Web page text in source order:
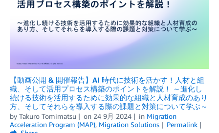
【動画公開 & 開催報告】AI 時代に技術を活かす！人材と組
織、そして活用プロセス構築のポイントを解説！ ～進化し
続ける技術を活用するために効果的な組織と人材育成のあり
方、そしてそれらを導入する際の課題と対策について学ぶ～
by Takuro Tomimatsu on 24 9月 2024 in Migration
Acceleration Program (MAP), Migration Solutions
Permalink